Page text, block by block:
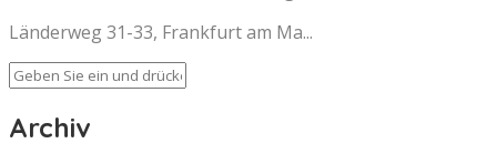
Länderweg 31-33, Frankfurt am Ma...
Archiv